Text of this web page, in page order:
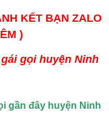
KẾT BẠN ZALO
)
gọi huyện Ninh
gần đây huyện Ninh